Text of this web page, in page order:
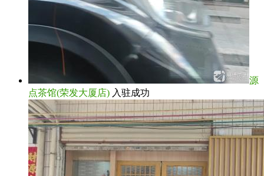
源
点茶馆(荣发大厦店) 入驻成功